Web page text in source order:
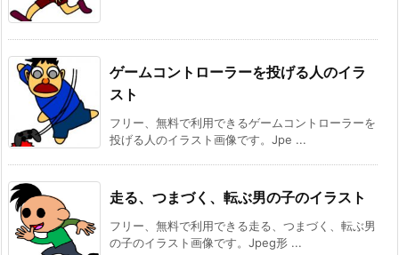
ゲームコントローラーを投げる人のイラ
スト
フリー、無料で利用できるゲームコントローラーを
投げる人のイラスト画像です。Jpe ...
走る、つまづく、転ぶ男の子のイラスト
フリー、無料で利用できる走る、つまづく、転ぶ男
の子のイラスト画像です。Jpeg形 ...